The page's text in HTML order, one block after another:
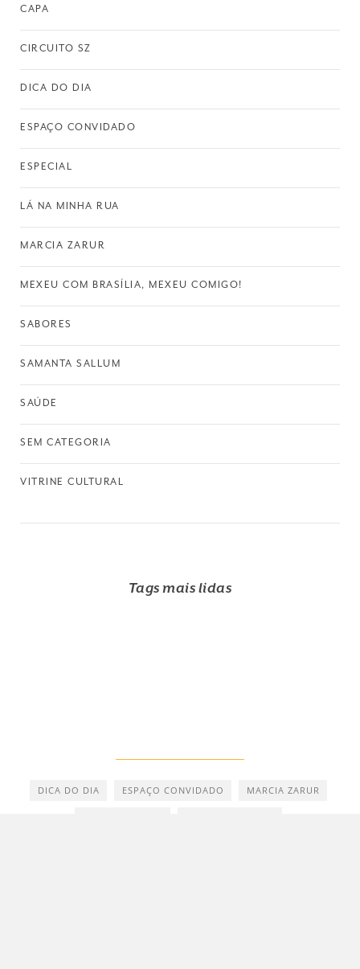
CAPA
CIRCUITO SZ
DICA DO DIA
ESPAÇO CONVIDADO
ESPECIAL
LÁ NA MINHA RUA
MARCIA ZARUR
MEXEU COM BRASÍLIA, MEXEU COMIGO!
SABORES
SAMANTA SALLUM
SAÚDE
SEM CATEGORIA
VITRINE CULTURAL
Tags mais lidas
DICA DO DIA ESPAÇO CONVIDADO MARCIA ZARUR